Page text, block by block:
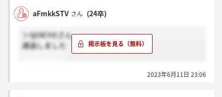
aFmkkSTV さん (24卒)
＞5jOlEYrEさん
通過しました
2023年6月11日 23:06